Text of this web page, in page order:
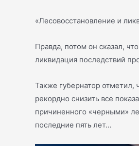
«Лесовосстановление и
Правда, потом он сказал,
ликвидация последствий
Также губернатор отметил,
рекордно снизить все
причиненного «черными»
последние пять лет…